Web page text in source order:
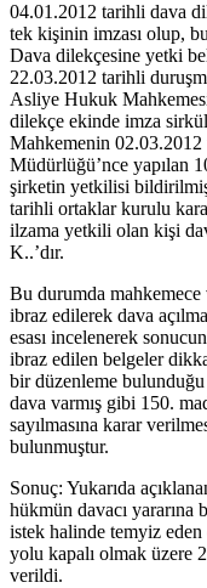
04.01.2012 tarihli dava
tek kişinin imzası olup,
Dava dilekçesine yetki
22.03.2012 tarihli
Asliye Hukuk
dilekçe ekinde imza
Mahkemenin 02.03.2012
Müdürlüğü’nce yapılan
şirketin yetkilisi
tarihli ortaklar kurulu
ilzama yetkili olan kişi
K..’dır.
Bu durumda
ibraz edilerek dava
esası incelenerek
ibraz edilen belgeler
bir düzenleme bulunduğu
dava varmış gibi 150.
sayılmasına karar
bulunmuştur.
Sonuç: Yukarıda
hükmün davacı yararına
istek halinde temyiz
yolu kapalı olmak üzere
verildi.